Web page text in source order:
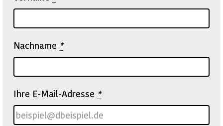
Nachname *
Ihre E-Mail-Adresse *